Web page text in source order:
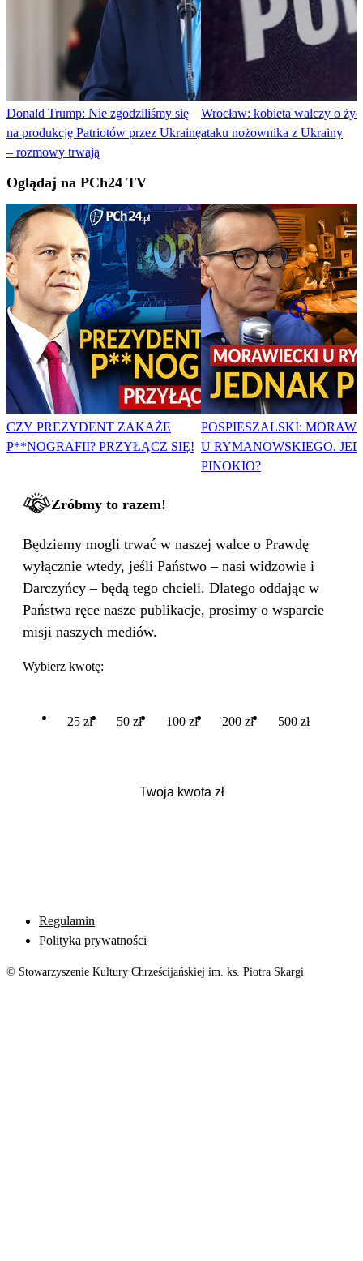
Donald Trump: Nie zgodziliśmy się
na produkcję Patriotów przez Ukrainę
– rozmowy trwają
Wrocław: kobieta walczy o
ataku nożownika z Ukrainy
Oglądaj na PCh24 TV
CZY PREZYDENT ZAKAŻE
P**NOGRAFII? PRZYŁĄCZ SIĘ!
POSPIESZALSKI:
U RYMANOWSKIEGO.
PINOKIO?
Zróbmy to razem!
Będziemy mogli trwać w naszej walce o Prawdę
wyłącznie wtedy, jeśli Państwo – nasi widzowie i
Darczyńcy – będą tego chcieli. Dlatego oddając w
Państwa ręce nasze publikacje, prosimy o wsparcie
misji naszych mediów.
Wybierz kwotę:
25 zł 50 zł 100 zł 200 zł 500 zł
Regulamin
Polityka prywatności
© Stowarzyszenie Kultury Chrześcijańskiej im. ks. Piotra Skargi